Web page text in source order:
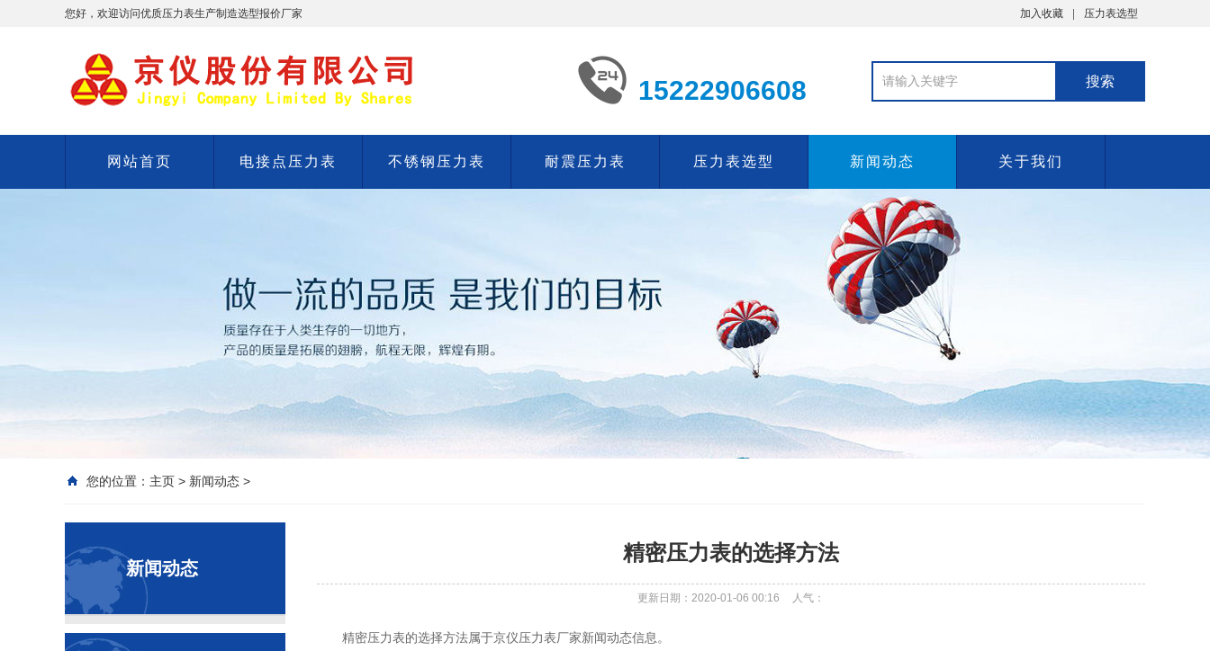
您好，欢迎访问优质压力表生产制造选型报价厂家 加入收藏 压力表选型
15222906608
网站首页 电接点压力表 不锈钢压力表 耐震压力表 压力表选型 新闻动态 关于我们
您的位置： 主页 > 新闻动态 >
新闻动态
精密压力表的选择方法
更新日期：2020-01-06 00:16 人气：
精密压力表的选择方法属于京仪压力表厂家新闻动态信息。